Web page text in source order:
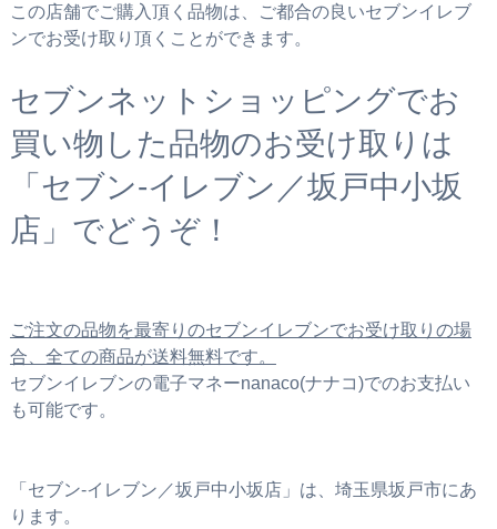
この店舗でご購入頂く品物は、ご都合の良いセブンイレブ
ンでお受け取り頂くことができます。
セブンネットショッピングでお
買い物した品物のお受け取りは
「セブン‐イレブン／坂戸中小坂
店」でどうぞ！
ご注文の品物を最寄りのセブンイレブンでお受け取りの場
合、全ての商品が送料無料です。
セブンイレブンの電子マネーnanaco(ナナコ)でのお支払い
も可能です。
「セブン‐イレブン／坂戸中小坂店」は、埼玉県坂戸市にあ
ります。